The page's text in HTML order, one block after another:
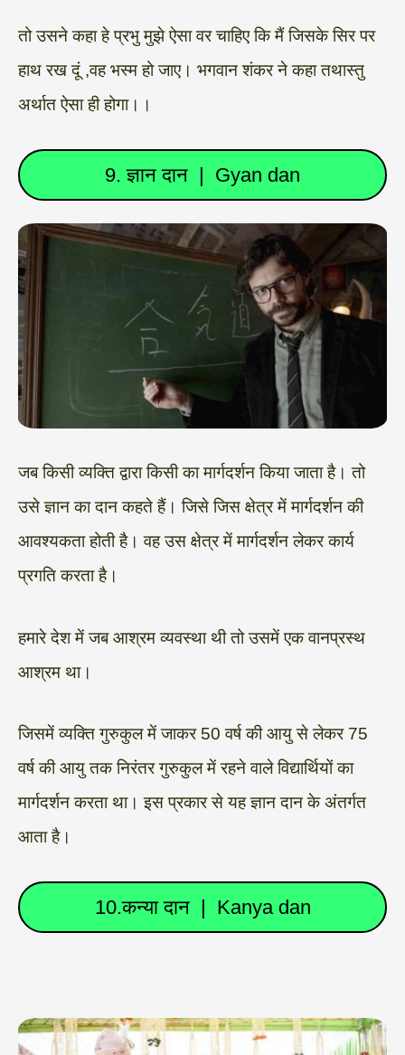
तो उसने कहा हे प्रभु मुझे ऐसा वर चाहिए कि मैं जिसके सिर पर
हाथ रख दूं ,वह भस्म हो जाए। भगवान शंकर ने कहा तथास्तु
अर्थात ऐसा ही होगा।।
9. ज्ञान दान | Gyan dan
जब किसी व्यक्ति द्वारा किसी का मार्गदर्शन किया जाता है। तो
उसे ज्ञान का दान कहते हैं। जिसे जिस क्षेत्र में मार्गदर्शन की
आवश्यकता होती है। वह उस क्षेत्र में मार्गदर्शन लेकर कार्य
प्रगति करता है।
हमारे देश में जब आश्रम व्यवस्था थी तो उसमें एक वानप्रस्थ
आश्रम था।
जिसमें व्यक्ति गुरुकुल में जाकर 50 वर्ष की आयु से लेकर 75
वर्ष की आयु तक निरंतर गुरुकुल में रहने वाले विद्यार्थियों का
मार्गदर्शन करता था। इस प्रकार से यह ज्ञान दान के अंतर्गत
आता है।
10.कन्या दान | Kanya dan